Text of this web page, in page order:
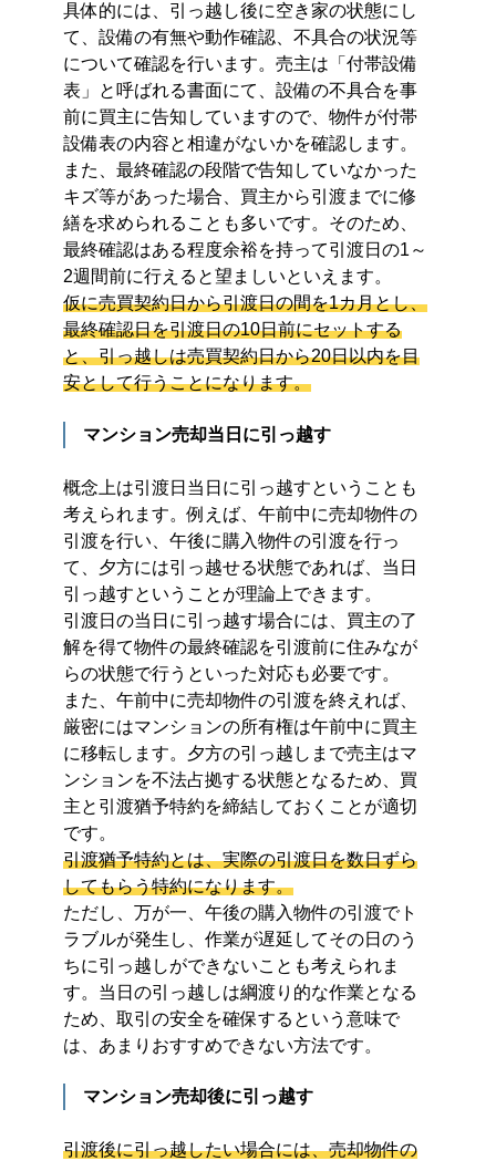
具体的には、引っ越し後に空き家の状態にし
て、設備の有無や動作確認、不具合の状況等
について確認を行います。売主は「付帯設備
表」と呼ばれる書面にて、設備の不具合を事
前に買主に告知していますので、物件が付帯
設備表の内容と相違がないかを確認します。
また、最終確認の段階で告知していなかった
キズ等があった場合、買主から引渡までに修
繕を求められることも多いです。そのため、
最終確認はある程度余裕を持って引渡日の1～
2週間前に行えると望ましいといえます。
仮に売買契約日から引渡日の間を1カ月とし、
最終確認日を引渡日の10日前にセットする
と、引っ越しは売買契約日から20日以内を目
安として行うことになります。
マンション売却当日に引っ越す
概念上は引渡日当日に引っ越すということも
考えられます。例えば、午前中に売却物件の
引渡を行い、午後に購入物件の引渡を行っ
て、夕方には引っ越せる状態であれば、当日
引っ越すということが理論上できます。
引渡日の当日に引っ越す場合には、買主の了
解を得て物件の最終確認を引渡前に住みなが
らの状態で行うといった対応も必要です。
また、午前中に売却物件の引渡を終えれば、
厳密にはマンションの所有権は午前中に買主
に移転します。夕方の引っ越しまで売主はマ
ンションを不法占拠する状態となるため、買
主と引渡猶予特約を締結しておくことが適切
です。
引渡猶予特約とは、実際の引渡日を数日ずら
してもらう特約になります。
ただし、万が一、午後の購入物件の引渡でト
ラブルが発生し、作業が遅延してその日のう
ちに引っ越しができないことも考えられま
す。当日の引っ越しは綱渡り的な作業となる
ため、取引の安全を確保するという意味で
は、あまりおすすめできない方法です。
マンション売却後に引っ越す
引渡後に引っ越したい場合には、売却物件の